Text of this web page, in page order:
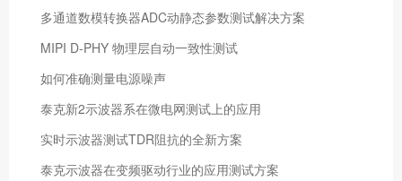
​多通道数模转换器ADC动静态参数测试解决方案
MIPI D-PHY 物理层自动一致性测试
如何准确测量电源噪声
泰克新2示波器系在微电网测试上的应用
实时示波器测试TDR阻抗的全新方案
泰克示波器在变频驱动行业的应用测试方案